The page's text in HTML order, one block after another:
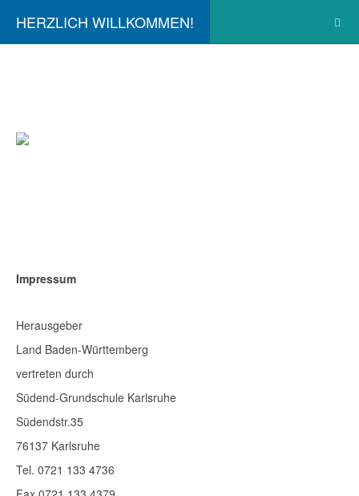
HERZLICH WILLKOMMEN!
Impressum
Herausgeber
Land Baden-Württemberg
vertreten durch
Südend-Grundschule Karlsruhe
Südendstr.35
76137 Karlsruhe
Tel. 0721 133 4736